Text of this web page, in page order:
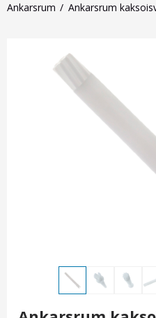
Ankarsrum
Ankarsrum